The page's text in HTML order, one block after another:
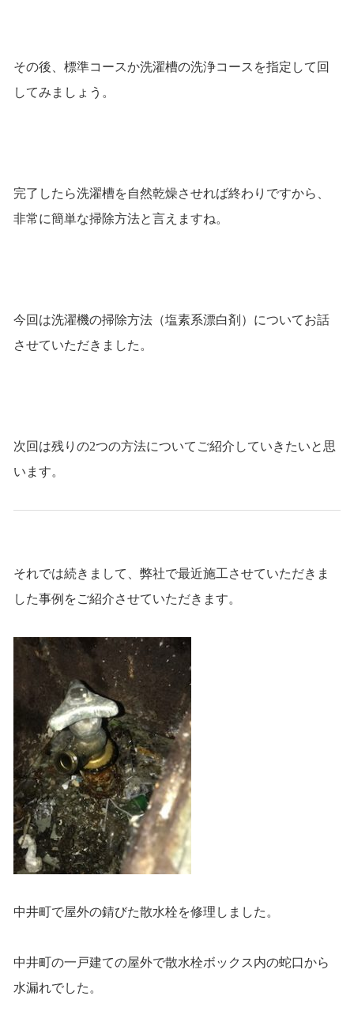
その後、標準コースか洗濯槽の洗浄コースを指定して回
してみましょう。
完了したら洗濯槽を自然乾燥させれば終わりですから、
非常に簡単な掃除方法と言えますね。
今回は洗濯機の掃除方法（塩素系漂白剤）についてお話
させていただきました。
次回は残りの2つの方法についてご紹介していきたいと思
います。
それでは続きまして、弊社で最近施工させていただきま
した事例をご紹介させていただきます。
中井町で屋外の錆びた散水栓を修理しました。
中井町の一戸建ての屋外で散水栓ボックス内の蛇口から
水漏れでした。